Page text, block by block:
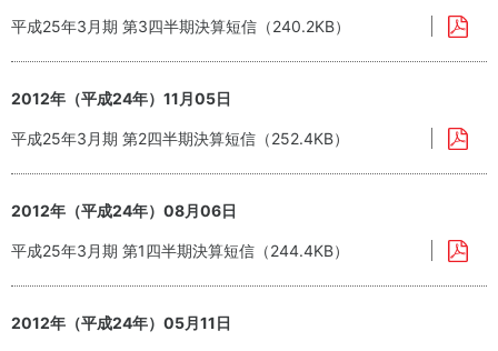
平成25年3月期 第3四半期決算短信（240.2KB）
2012年（平成24年）11月05日
平成25年3月期 第2四半期決算短信（252.4KB）
2012年（平成24年）08月06日
平成25年3月期 第1四半期決算短信（244.4KB）
2012年（平成24年）05月11日